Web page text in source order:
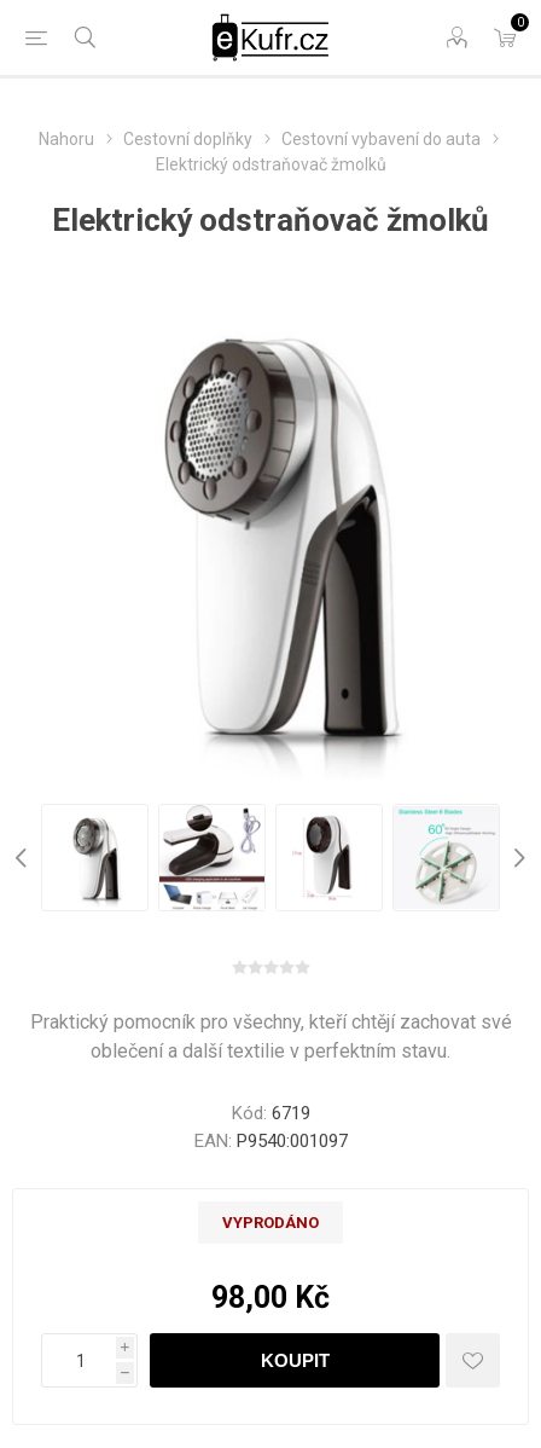
0
Nahoru Cestovní doplňky
Cestovní vybavení do auta
Elektrický odstraňovač žmolků
Elektrický odstraňovač žmolků
Praktický pomocník pro všechny, kteří chtějí zachovat své
oblečení a další textilie v perfektním stavu.
Kód: 6719
EAN: P9540:001097
VYPRODÁNO
98,00 Kč
i
h